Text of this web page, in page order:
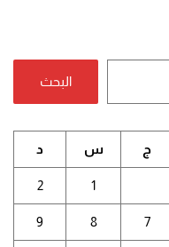
البحث
ج س د
1
2
7
8
9